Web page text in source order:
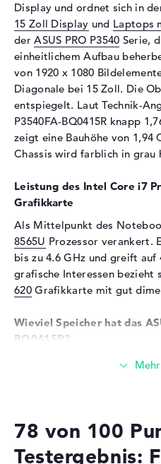
Display-Typ
Max. Auflösung
Auflösungstyp
Besonderheiten
Kartenleser
Unterstützte Flash-
Speicherkarten
Soundkarte
Webcam
Sensorauflösung
Eingabegeräte
Bluetooth
Display und ordnet sich in
15 Zoll Display und Laptops
derASUS PRO P3540 Serie,
einheitlichem Aufbau
von 1920 x 1080
Diagonale bei 15 Zoll. Die
entspiegelt. Laut Technik-
P3540FA-BQ0415R knapp
zeigt eine Bauhöhe von 1,94
Chassis wird farblich in grau
Leistung des Intel Core i7
Grafikkarte
Als Mittelpunkt des
8565U Prozessor verankert.
bis zu 4.6 GHz und greift auf
grafische Interessen bezieht
620Grafikkarte mit gut
Wieviel Speicher hat das
BQ0415R?
Das ASUS PRO P3540FA-
ASUS PRO P3540FA-
78 von 100
Testergebnis: